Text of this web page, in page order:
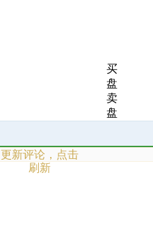
买
盘
卖
盘
更新评论，点击
刷新